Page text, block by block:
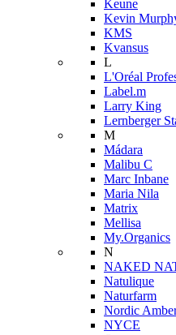
Keune
Kevin
KMS
Kvansus
L
L'Oréal
Label.m
Larry King
Lernberger
M
Mádara
Malibu C
Marc Inbane
Maria Nila
Matrix
Mellisa
My.Organics
N
NAKED
Natulique
Naturfarm
Nordic
NYCE